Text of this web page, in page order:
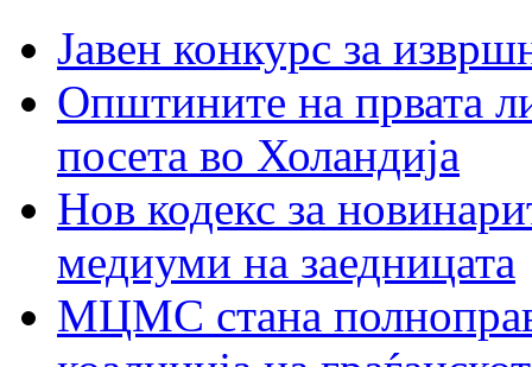
Јавен конкурс за
Општините на првата
посета во Холандија
Нов кодекс за
медиуми на заедницата
МЦМС стана